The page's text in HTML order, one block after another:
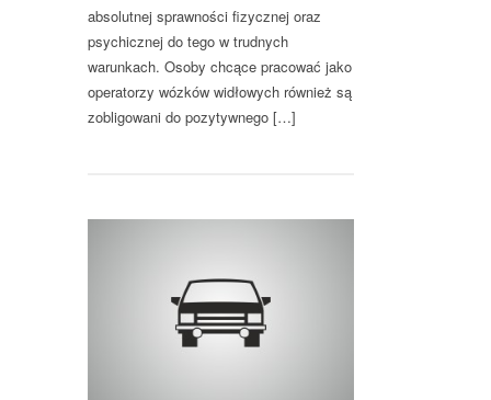
absolutnej sprawności fizycznej oraz
psychicznej do tego w trudnych
warunkach. Osoby chcące pracować jako
operatorzy wózków widłowych również są
zobligowani do pozytywnego […]